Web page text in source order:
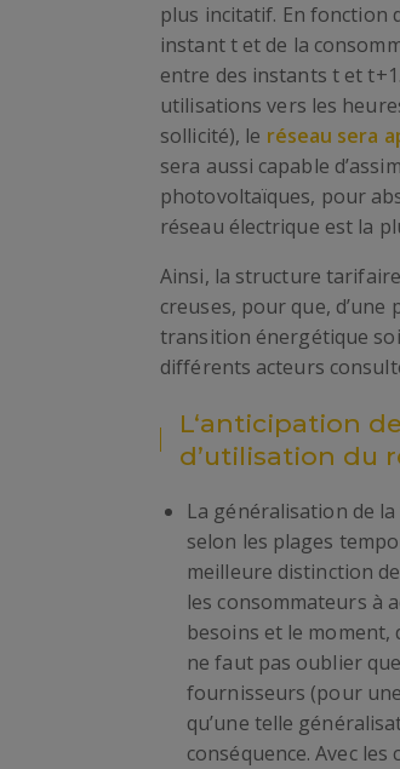
plus incitatif. En fonction
instant t et de la
entre des instants t et
utilisations vers les
sollicité), le réseau sera
sera aussi capable
photovoltaïques, pour
réseau électrique est la
Ainsi, la structure
creuses, pour que,
transition énergétique
différents acteurs
L‘anticipation
d’utilisation du
La généralisation de
selon les plages
meilleure distinction
les consommateurs à
besoins et le moment,
ne faut pas oublier
fournisseurs (pour
qu’une telle
conséquence. Avec